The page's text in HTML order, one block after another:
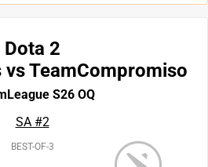
Dota 2
vs TeamCompromiso
S26 OQ
SA #2
BEST-OF-3